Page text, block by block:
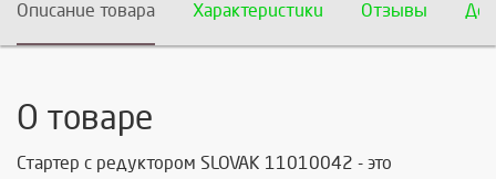
Описание товара Характеристики Отзывы
О товаре
Стартер с редуктором SLOVAK 11010042 - это